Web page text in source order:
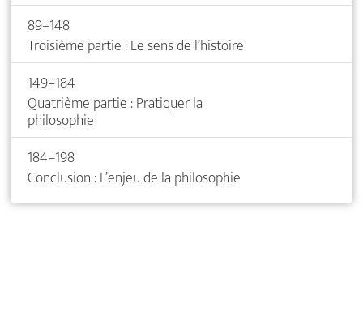
89–148
Troisième partie : Le sens de l’histoire
149–184
Quatrième partie : Pratiquer la
philosophie
184–198
Conclusion : L’enjeu de la philosophie